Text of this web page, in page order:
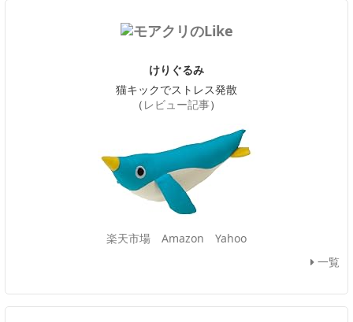
けりぐるみ
猫キックでストレス発散
（ レビュー記事）
楽天市場 Amazon
Yahoo
一覧